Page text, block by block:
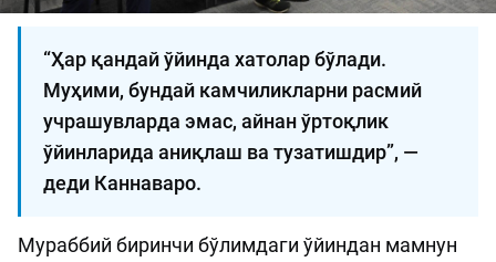
“Ҳар қандай ўйинда хатолар бўлади.
Муҳими, бундай камчиликларни расмий
учрашувларда эмас, айнан ўртоқлик
ўйинларида аниқлаш ва тузатишдир”, —
деди Каннаваро.
Мураббий биринчи бўлимдаги ўйиндан мамнун